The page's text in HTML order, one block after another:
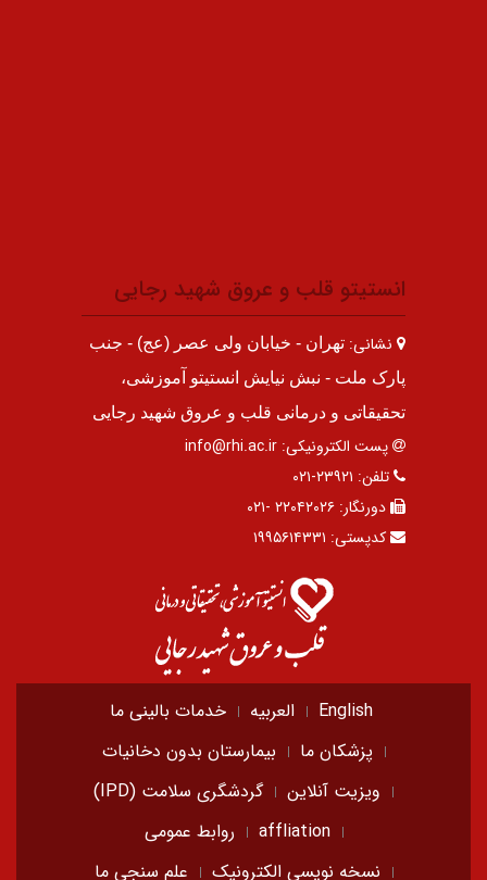
انستیتو قلب و عروق شهید رجایی
نشانی: تهران - خیابان ولی عصر (عج) - جنب
پارک ملت - نبش نیایش انستیتو آموزشی،
تحقیقاتی و درمانی قلب و عروق شهید رجایی
پست الکترونیکی: info@rhi.ac.ir
تلفن: ۲۳۹۲۱-۰۲۱
دورنگار: ۲۲۰۴۲۰۲۶ -۰۲۱
کدپستی: ۱۹۹۵۶۱۴۳۳۱
English العربیه
خدمات بالینی ما
پزشکان ما
بیمارستان بدون دخانیات
ویزیت آنلاین
گردشگری سلامت (IPD)
affliation
روابط عمومی
نسخه نویسی الکترونیک
علم سنجی ما